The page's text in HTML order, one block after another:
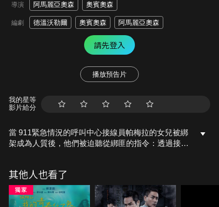
導演 阿馬麗亞奧森 奧賓奧森
編劇 德溫沃勒爾 奧賓奧森 阿馬麗亞奧森
請先登入
播放預告片
我的星等
影片給分
當 911緊急情況的呼叫中心接線員帕梅拉的女兒被綁
架成為人質後，他們被迫聽從綁匪的指令：透過接線
的犯罪案。現在他們必須分秒必爭，要選擇拯救城
市、或是拯救女兒？
其他人也看了